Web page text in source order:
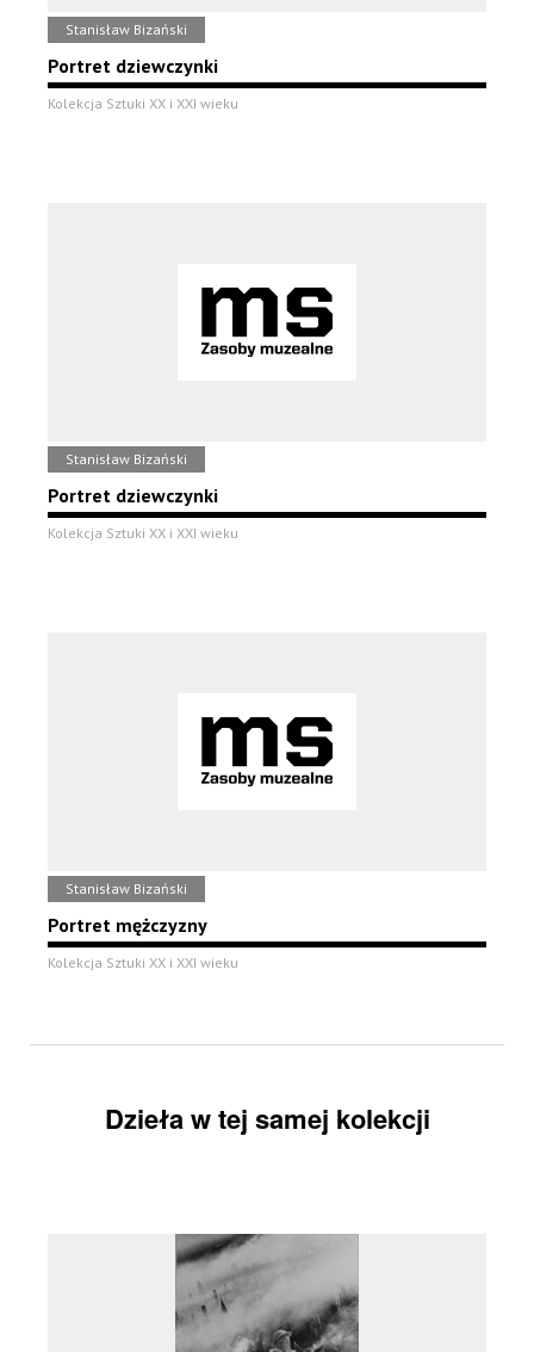
Stanisław Bizański
Portret dziewczynki
Kolekcja Sztuki XX i XXI wieku
Stanisław Bizański
Portret dziewczynki
Kolekcja Sztuki XX i XXI wieku
Stanisław Bizański
Portret mężczyzny
Kolekcja Sztuki XX i XXI wieku
Dzieła w tej samej kolekcji